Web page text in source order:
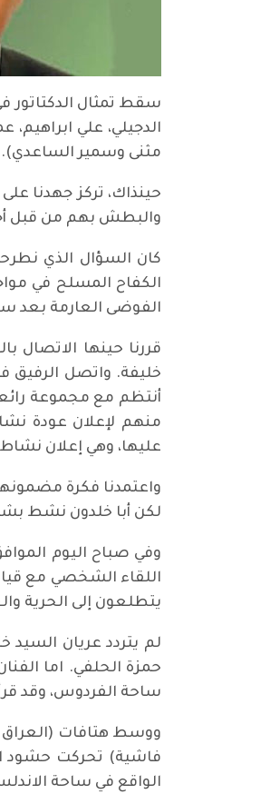
الدجيلي، علي
مثنى وسمير الساعدي).
حينذاك، تركز جهدنا
والبطش بهم من قبل
كان السؤال الذي
الكفاح المسلح في
الفوضى العارمة بعد
قررنا حينها الاتصال
خليفة. واتصل الرفيق
أنتظم مع مجموعة
منهم لإعلان عودة
عليها، وهي إعلان
واعتمدنا فكرة
لكن أبا خلدون نشط
اللقاء الشخصي مع
يتطلعون إلى الحرية
لم يتردد عريان
حمزة الحلفي. اما
ساحة الفردوس، وقد
ووسط هتافات
فاشية) تحركت حشود
الواقع في ساحة